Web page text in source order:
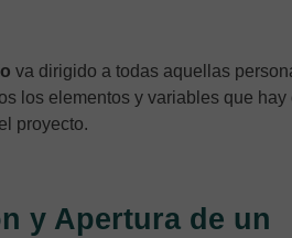
va dirigido a todas aquellas
los elementos y variables que hay
proyecto.
y Apertura de un